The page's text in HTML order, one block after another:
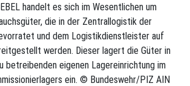
handelt es sich im Wesentlichen um
die in der Zentrallogistik der
und dem Logistikdienstleister auf
werden. Dieser lagert die Güter in
betreibenden eigenen Lagereinrichtung im
ein. © Bundeswehr/PIZ AIN